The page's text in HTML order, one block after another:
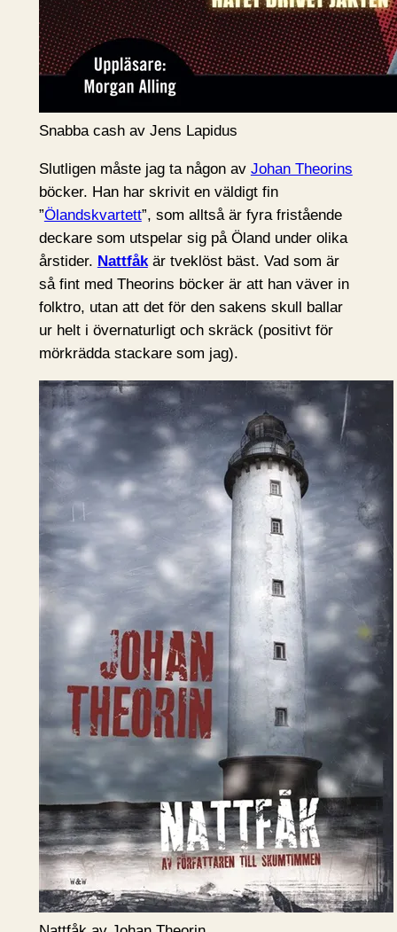
Snabba cash av Jens Lapidus
Slutligen måste jag ta någon av Johan Theorins
böcker. Han har skrivit en väldigt fin
”Ölandskvartett”, som alltså är fyra fristående
deckare som utspelar sig på Öland under olika
årstider. Nattfåkär tveklöst bäst. Vad som är
så fint med Theorins böcker är att han väver in
folktro, utan att det för den sakens skull ballar
ur helt i övernaturligt och skräck (positivt för
mörkrädda stackare som jag).